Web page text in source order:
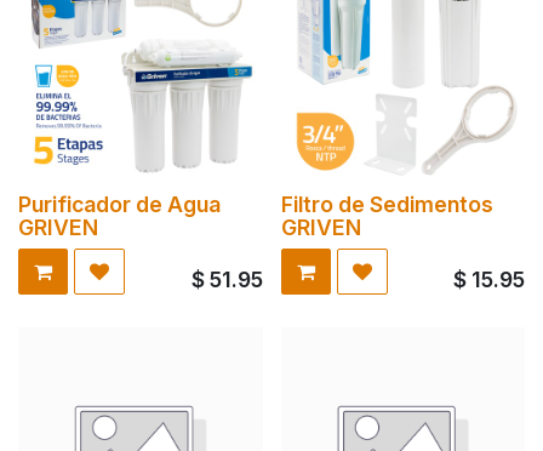
Purificador de Agua
GRIVEN
$51.95
Filtro de Sedimentos
GRIVEN
$ 15.95